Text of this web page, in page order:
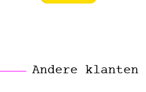
Andere klanten